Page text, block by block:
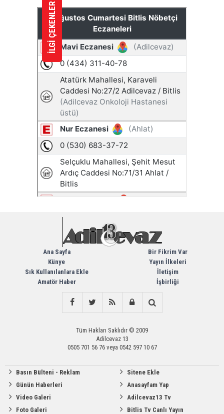
İLGİ ÇEKENLER
Ana Sayfa
Künye
Sık Kullanılanlara Ekle
Amatör Haber
Bir Fikrim Var
Yayın İlkeleri
İletişim
İşbirliği
Tüm Hakları Saklıdır © 2009
Adilcevaz 13
0505 701 56 76 veya 0542 597 10 67
Basın Bülteni - Reklam
Günün Haberleri
Video Galeri
Foto Galeri
Sitene Ekle
Anasayfam Yap
Adilcevaz13 Tv
Bitlis Tv Canlı Yayın